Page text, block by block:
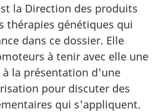
la Direction des produits
thérapies génétiques qui
dans ce dossier. Elle
à tenir avec elle une
la présentation d'une
pour discuter des
qui s'appliquent.